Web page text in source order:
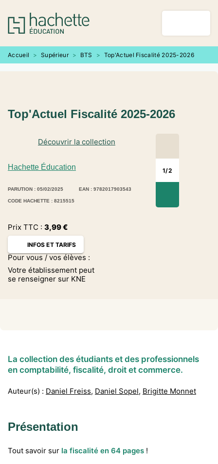
MENU RECHERCHE
PIED DE PAGE
Accueil > Supérieur > BTS > Top'Actuel Fiscalité 2025-2026
1/2
Hachette Éducation
Découvrir la collection
Top'Actuel Fiscalité 2025-2026
PARUTION : 05/02/2025 EAN : 9782017903543
CODE HACHETTE : 8215515
Prix TTC : 3,99€
INFOS ET TARIFS
Pour vous / vos élèves :
Votre établissement peut
se renseigner sur KNE
La collection des étudiants et des professionnels
en comptabilité, fiscalité, droit et commerce.
Auteur(s) : Daniel Freiss, Daniel Sopel, Brigitte Monnet
Présentation
Tout savoir sur la fiscalité en 64 pages !